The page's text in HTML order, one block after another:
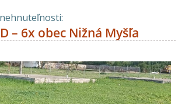
– 6x obec Nižná Myšľa